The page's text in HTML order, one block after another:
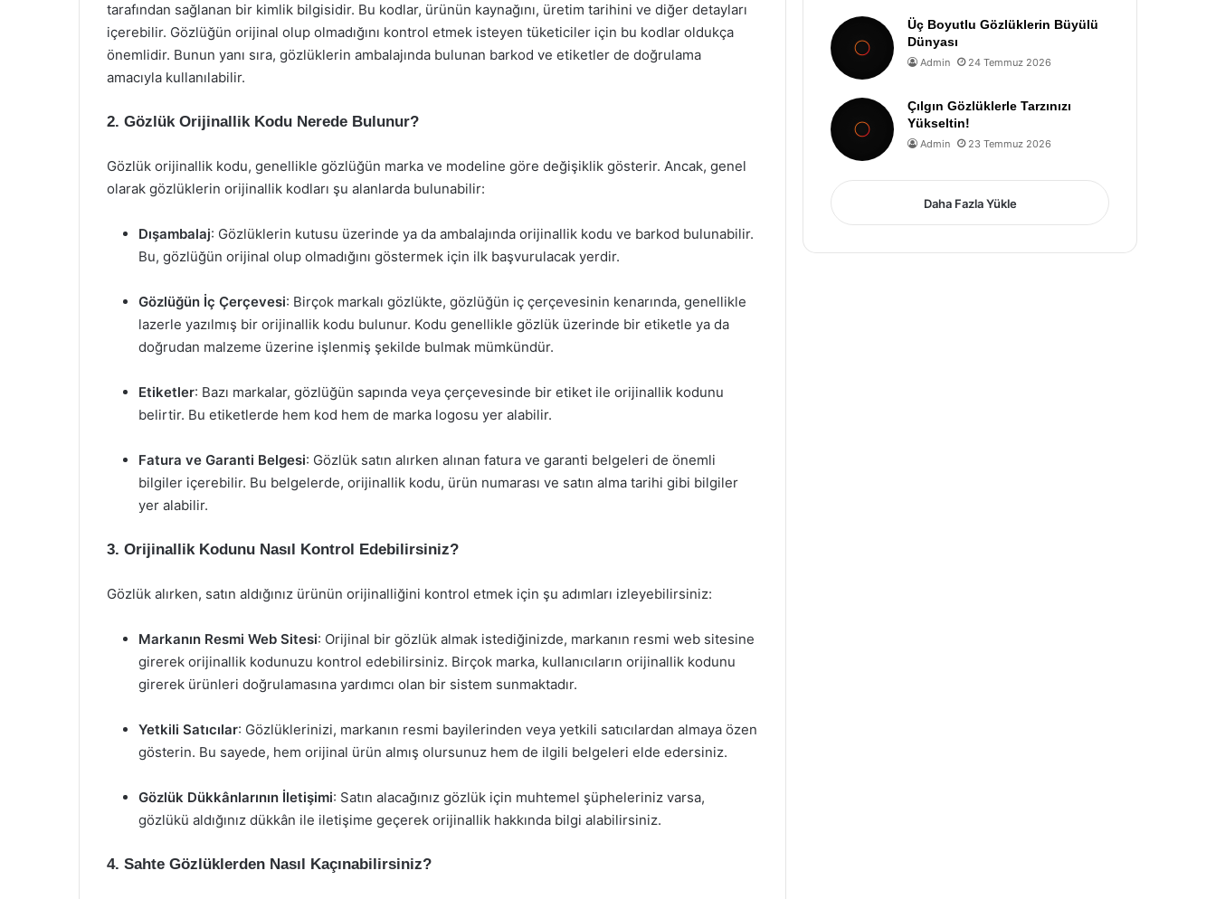
tarafından sağlanan bir kimlik bilgisidir. Bu kodlar, ürünün kaynağını, üretim tarihini ve diğer detayları
içerebilir. Gözlüğün orijinal olup olmadığını kontrol etmek isteyen tüketiciler için bu kodlar oldukça
önemlidir. Bunun yanı sıra, gözlüklerin ambalajında bulunan barkod ve etiketler de doğrulama
amacıyla kullanılabilir.
2. Gözlük Orijinallik Kodu Nerede Bulunur?
Gözlük orijinallik kodu, genellikle gözlüğün marka ve modeline göre değişiklik gösterir. Ancak, genel
olarak gözlüklerin orijinallik kodları şu alanlarda bulunabilir:
Dışambalaj: Gözlüklerin kutusu üzerinde ya da ambalajında orijinallik kodu ve barkod bulunabilir.
Bu, gözlüğün orijinal olup olmadığını göstermek için ilk başvurulacak yerdir.
Gözlüğün İç Çerçevesi: Birçok markalı gözlükte, gözlüğün iç çerçevesinin kenarında, genellikle
lazerle yazılmış bir orijinallik kodu bulunur. Kodu genellikle gözlük üzerinde bir etiketle ya da
doğrudan malzeme üzerine işlenmiş şekilde bulmak mümkündür.
Etiketler: Bazı markalar, gözlüğün sapında veya çerçevesinde bir etiket ile orijinallik kodunu
belirtir. Bu etiketlerde hem kod hem de marka logosu yer alabilir.
Fatura ve Garanti Belgesi: Gözlük satın alırken alınan fatura ve garanti belgeleri de önemli
bilgiler içerebilir. Bu belgelerde, orijinallik kodu, ürün numarası ve satın alma tarihi gibi bilgiler
yer alabilir.
3. Orijinallik Kodunu Nasıl Kontrol Edebilirsiniz?
Gözlük alırken, satın aldığınız ürünün orijinalliğini kontrol etmek için şu adımları izleyebilirsiniz:
Markanın Resmi Web Sitesi: Orijinal bir gözlük almak istediğinizde, markanın resmi web sitesine
girerek orijinallik kodunuzu kontrol edebilirsiniz. Birçok marka, kullanıcıların orijinallik kodunu
girerek ürünleri doğrulamasına yardımcı olan bir sistem sunmaktadır.
Yetkili Satıcılar: Gözlüklerinizi, markanın resmi bayilerinden veya yetkili satıcılardan almaya özen
gösterin. Bu sayede, hem orijinal ürün almış olursunuz hem de ilgili belgeleri elde edersiniz.
Gözlük Dükkânlarının İletişimi: Satın alacağınız gözlük için muhtemel şüpheleriniz varsa,
gözlükü aldığınız dükkân ile iletişime geçerek orijinallik hakkında bilgi alabilirsiniz.
4. Sahte Gözlüklerden Nasıl Kaçınabilirsiniz?
Üç Boyutlu Gözlüklerin Büyülü
Dünyası
Admin 24 Temmuz 2026
Çılgın Gözlüklerle Tarzınızı
Yükseltin!
Admin 23 Temmuz 2026
Daha Fazla Yükle